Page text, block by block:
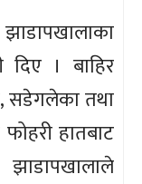
दिए । बाहिर
सडेगलेका तथा
हातबाट